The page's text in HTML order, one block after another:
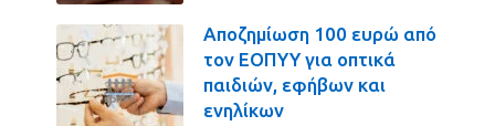
Αποζημίωση 100 ευρώ από
τον ΕΟΠΥΥ για οπτικά
παιδιών, εφήβων και
ενηλίκων